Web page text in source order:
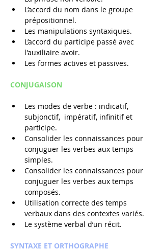
L’accord du nom dans le groupe
prépositionnel.
Les manipulations syntaxiques.
L’accord du participe passé avec
l'auxiliaire avoir.
Les formes actives et passives.
CONJUGAISON
Les modes de verbe : indicatif,
subjonctif,  impératif, infinitif et
participe.
Consolider les connaissances pour
conjuguer les verbes aux temps
simples.
Consolider les connaissances pour
conjuguer les verbes aux temps
composés.
Utilisation correcte des temps
verbaux dans des contextes variés.
Le système verbal d’un récit.
SYNTAXE ET ORTHOGRAPHE